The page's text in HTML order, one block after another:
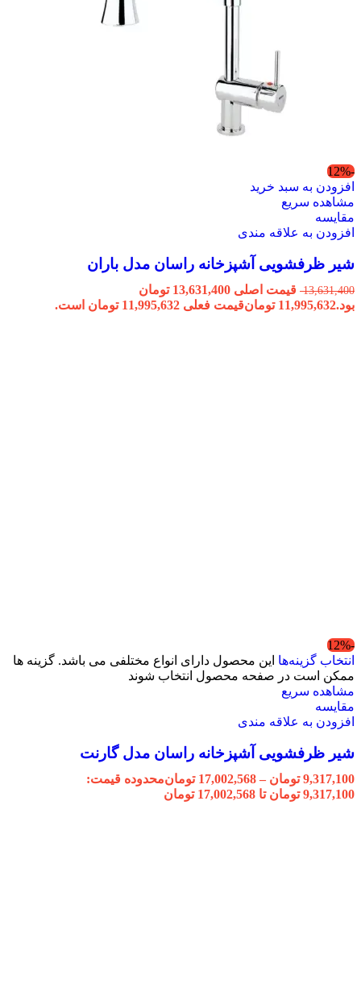
-12%
افزودن به سبد خرید
مشاهده سریع
مقایسه
افزودن به علاقه مندی
شیر ظرفشویی آشپزخانه راسان مدل باران
13,631,400
قیمت اصلی 13,631,400 تومان
بود.11,995,632 تومانقیمت فعلی 11,995,632 تومان است.
-12%
انتخاب گزینه‌ها این محصول دارای انواع مختلفی می باشد. گزینه ها
ممکن است در صفحه محصول انتخاب شوند
مشاهده سریع
مقایسه
افزودن به علاقه مندی
شیر ظرفشویی آشپزخانه راسان مدل گارنت
9,317,100 تومان –
17,002,568 تومانمحدوده قیمت:
9,317,100 تومان تا 17,002,568 تومان